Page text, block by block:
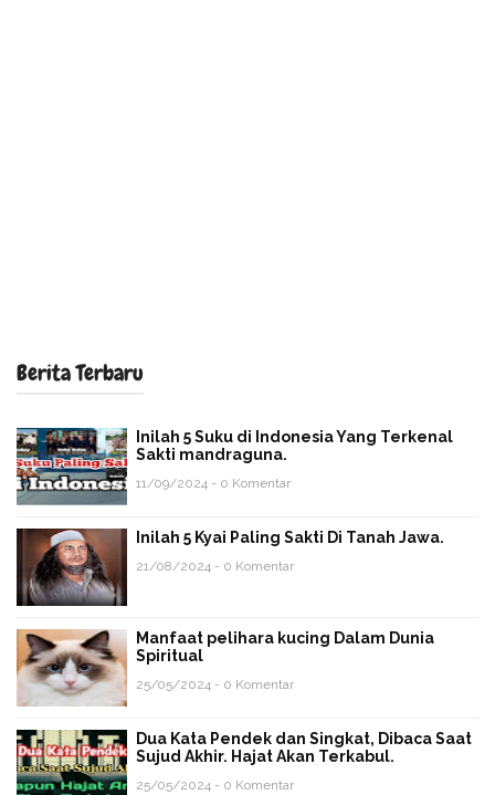
Berita Terbaru
Inilah 5 Suku di Indonesia Yang Terkenal
Sakti mandraguna.
11/09/2024 - 0 Komentar
Inilah 5 Kyai Paling Sakti Di Tanah Jawa.
21/08/2024 - 0 Komentar
Manfaat pelihara kucing Dalam Dunia
Spiritual
25/05/2024 - 0 Komentar
Dua Kata Pendek dan Singkat, Dibaca Saat
Sujud Akhir. Hajat Akan Terkabul.
25/05/2024 - 0 Komentar